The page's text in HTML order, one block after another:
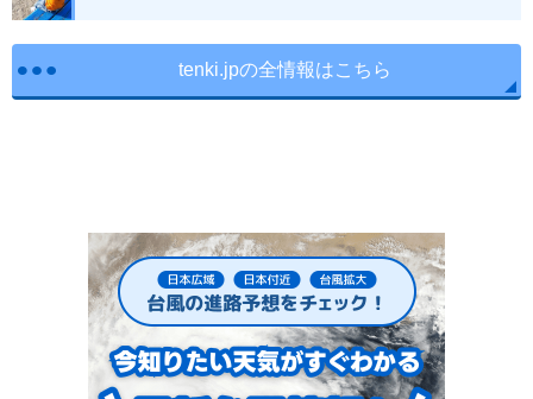
tenki.jpの全情報はこちら